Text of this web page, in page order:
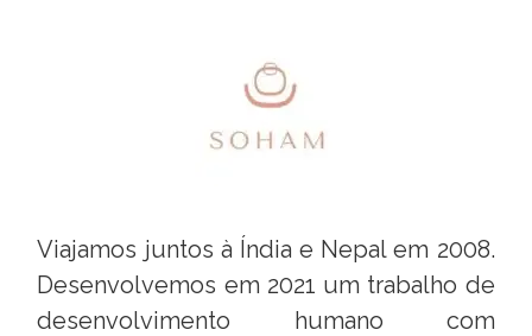
Viajamos juntos à Índia e Nepal em 2008.
Desenvolvemos em 2021 um trabalho de
desenvolvimento humano com